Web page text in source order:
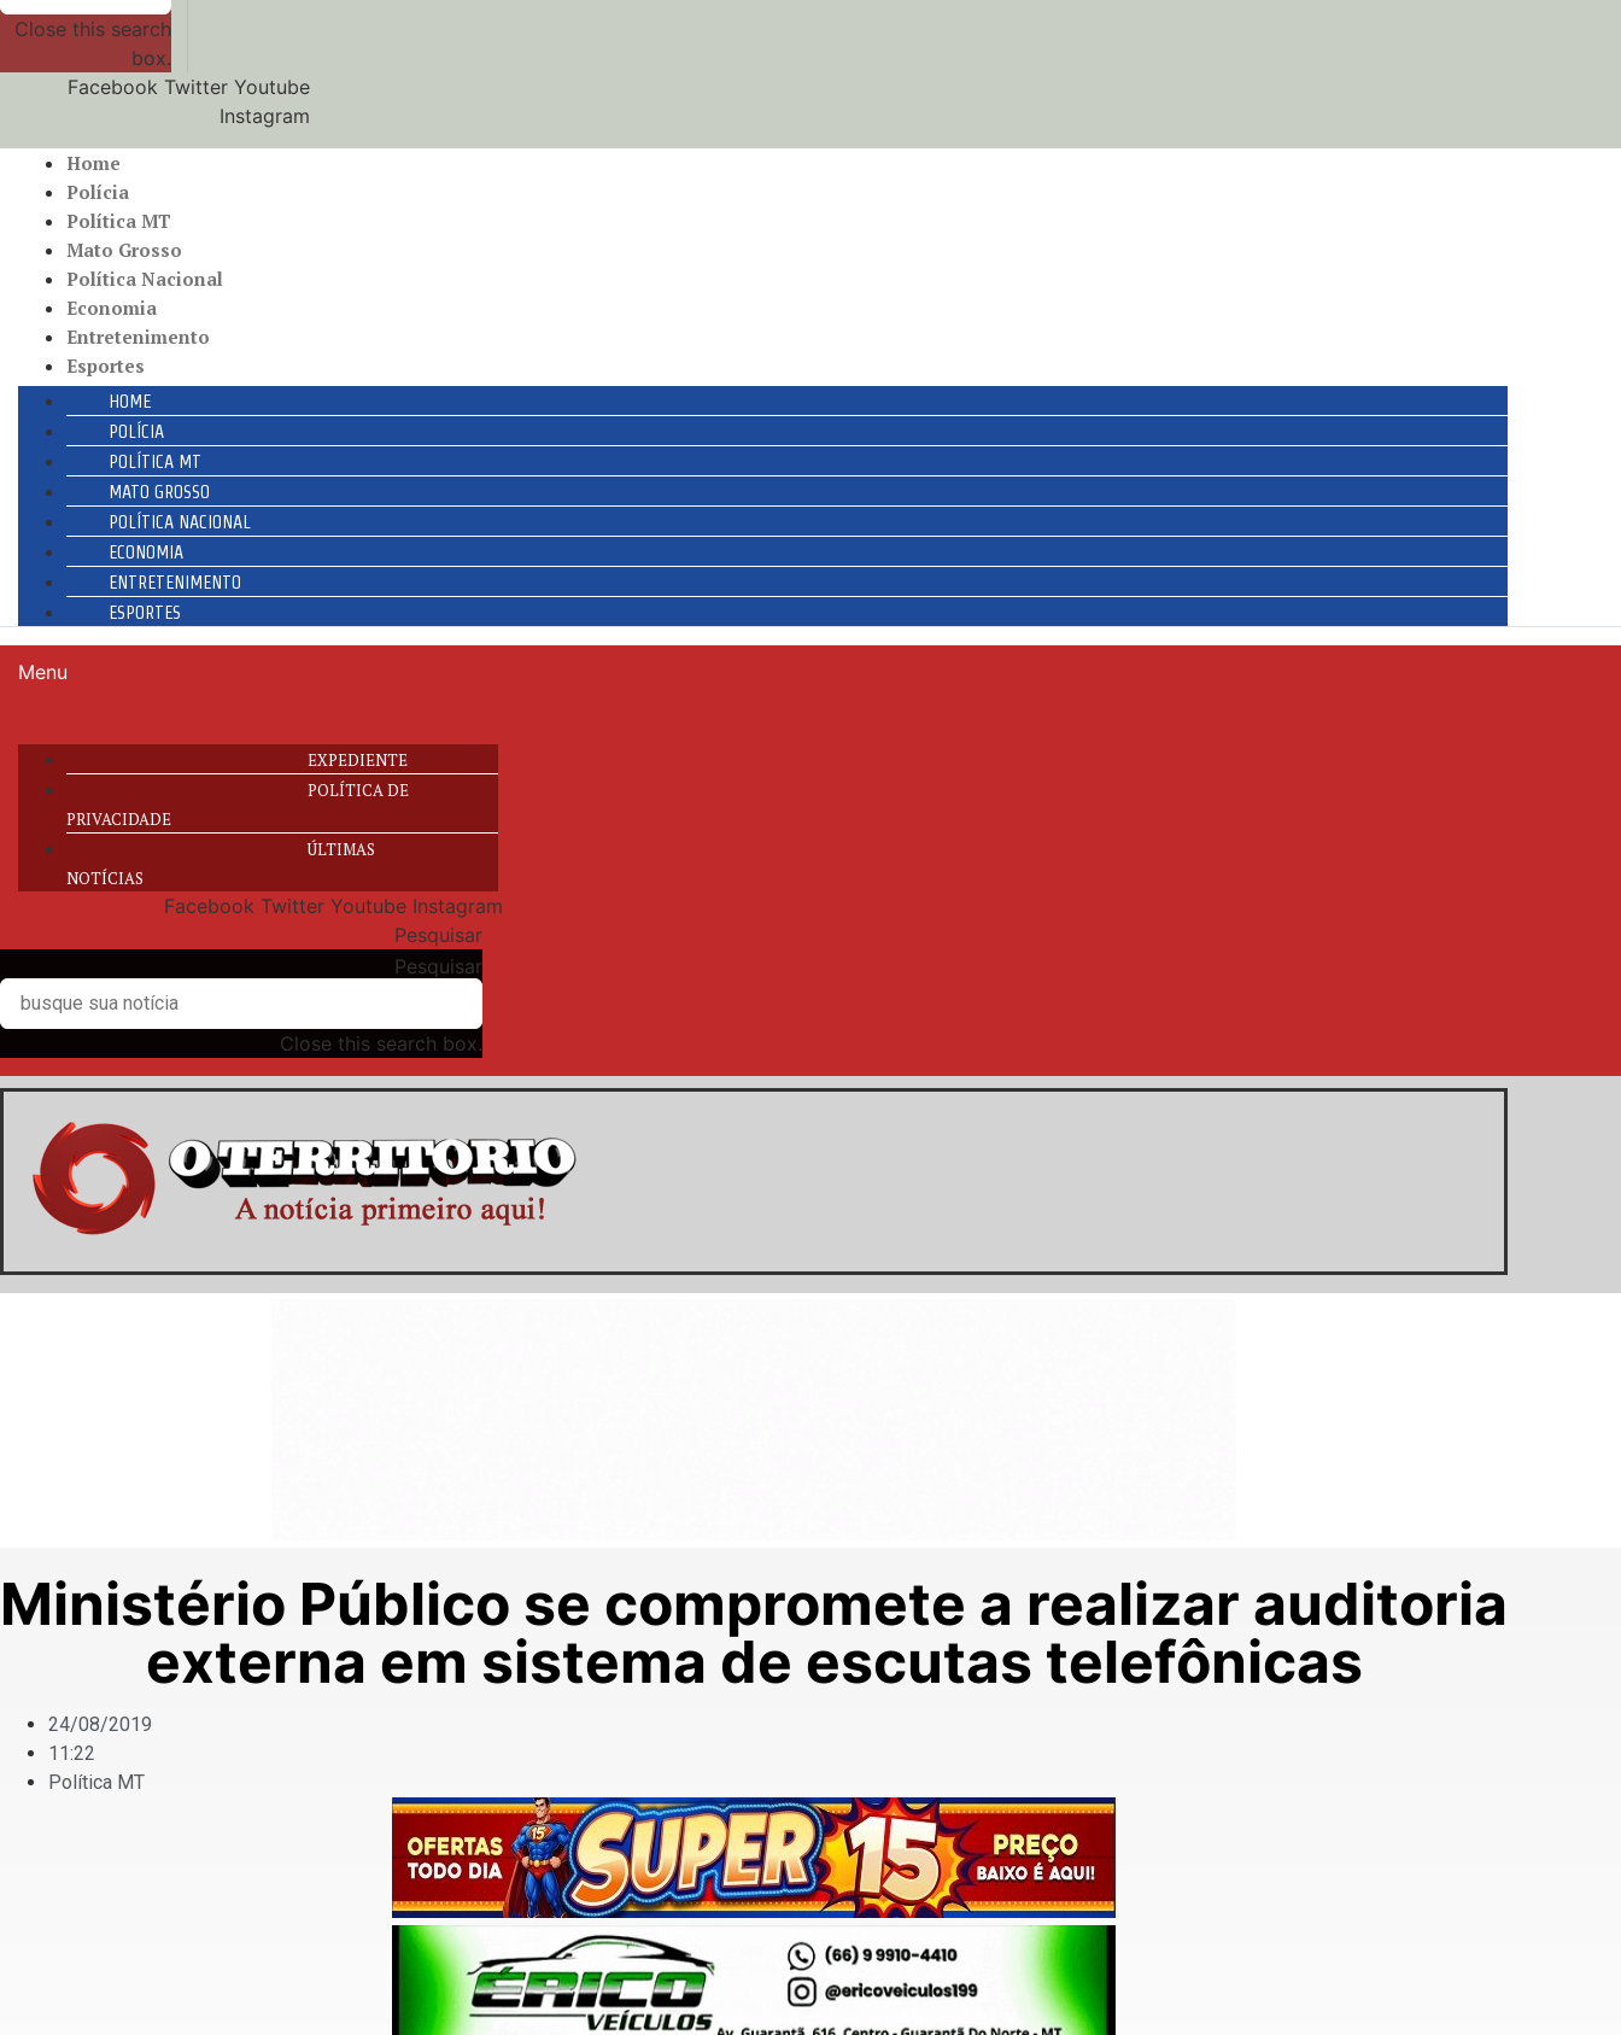
Close this search
box.
Facebook Twitter Youtube
Instagram
Home
Polícia
Política MT
Mato Grosso
Política Nacional
Economia
Entretenimento
Esportes
HOME
POLÍCIA
POLÍTICA MT
MATO GROSSO
POLÍTICA NACIONAL
ECONOMIA
ENTRETENIMENTO
ESPORTES
Menu
EXPEDIENTE
POLÍTICA DE
PRIVACIDADE
ÚLTIMAS
NOTÍCIAS
Facebook Twitter Youtube Instagram
Pesquisar
Pesquisar
Close this search box.
Ministério Público se compromete a realizar auditoria
externa em sistema de escutas telefônicas
24/08/2019
11:22
Política MT